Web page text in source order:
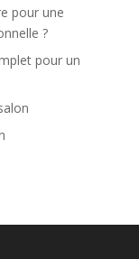
pour une
?
pour un